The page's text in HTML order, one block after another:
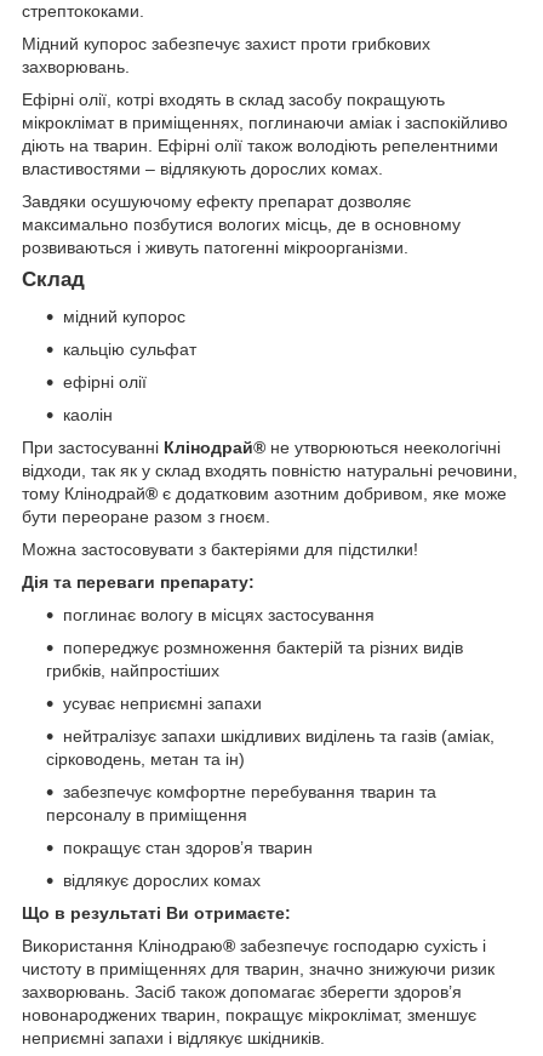
стрептококами.
Мідний купорос забезпечує захист проти грибкових
захворювань.
Ефірні олії, котрі входять в склад засобу покращують
мікроклімат в приміщеннях, поглинаючи аміак і заспокійливо
діють на тварин. Ефірні олії також володіють репелентними
властивостями – відлякують дорослих комах.
Завдяки осушуючому ефекту препарат дозволяє
максимально позбутися вологих місць, де в основному
розвиваються і живуть патогенні мікроорганізми.
Склад
мідний купорос
кальцію сульфат
ефірні олії
каолін
При застосуванні Клінодрай® не утворюються неекологічні
відходи, так як у склад входять повністю натуральні речовини,
тому Клінодрай® є додатковим азотним добривом, яке може
бути переоране разом з гноєм.
Можна застосовувати з бактеріями для підстилки!
Дія та переваги препарату:
поглинає вологу в місцях застосування
попереджує розмноження бактерій та різних видів
грибків, найпростіших
усуває неприємні запахи
нейтралізує запахи шкідливих виділень та газів (аміак,
сірководень, метан та ін)
забезпечує комфортне перебування тварин та
персоналу в приміщення
покращує стан здоров’я тварин
відлякує дорослих комах
Що в результаті Ви отримаєте:
Використання Клінодраю® забезпечує господарю сухість і
чистоту в приміщеннях для тварин, значно знижуючи ризик
захворювань. Засіб також допомагає зберегти здоров’я
новонароджених тварин, покращує мікроклімат, зменшує
неприємні запахи і відлякує шкідників.